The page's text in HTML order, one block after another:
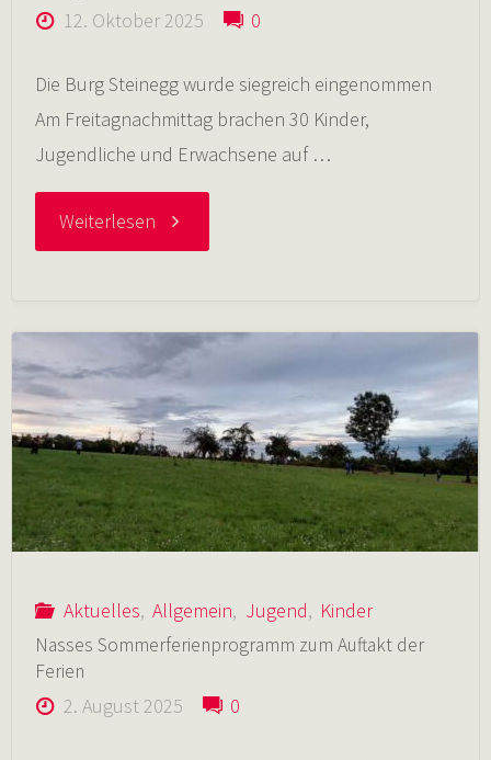
12. Oktober 2025 0
Die Burg Steinegg wurde siegreich eingenommen
Am Freitagnachmittag brachen 30 Kinder,
Jugendliche und Erwachsene auf …
Weiterlesen"Die
Steinegg
und
ihre
mutigen
auf
der
Aktuelles, Allgemein, Jugend, Kinder
Nasses Sommerferienprogramm zum Auftakt der
Ferien
2. August 2025 0